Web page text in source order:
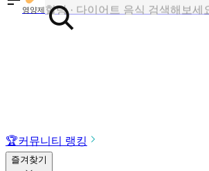
영양제
음식 · 영양제 리뷰를 찾아보세요
🏆커뮤니티 랭킹
즐겨찾기